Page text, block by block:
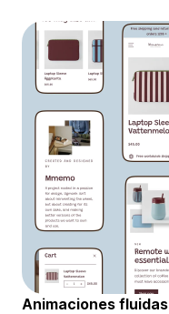
Animaciones fluidas